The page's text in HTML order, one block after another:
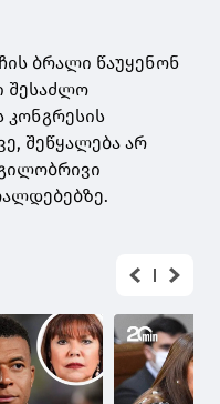
ბრალი წაუყენონ
შესაძლო
კონგრესის
შეწყალება არ